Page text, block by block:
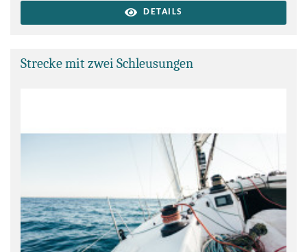
DETAILS
Strecke mit zwei Schleusungen